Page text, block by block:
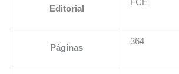
Editorial
FCE
Páginas
364